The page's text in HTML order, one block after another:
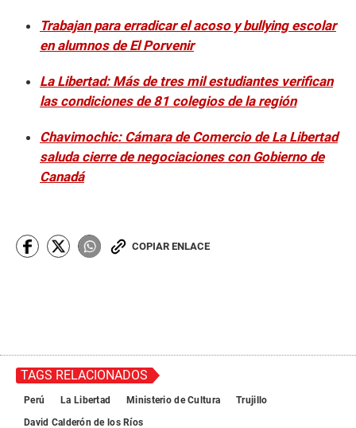
Trabajan para erradicar el acoso y bullying escolar
en alumnos de El Porvenir
La Libertad: Más de tres mil estudiantes verifican
las condiciones de 81 colegios de la región
Chavimochic: Cámara de Comercio de La Libertad
saluda cierre de negociaciones con Gobierno de
Canadá
COPIAR ENLACE
TAGS RELACIONADOS
Perú La Libertad Ministerio de Cultura
Trujillo
David Calderón de los Ríos